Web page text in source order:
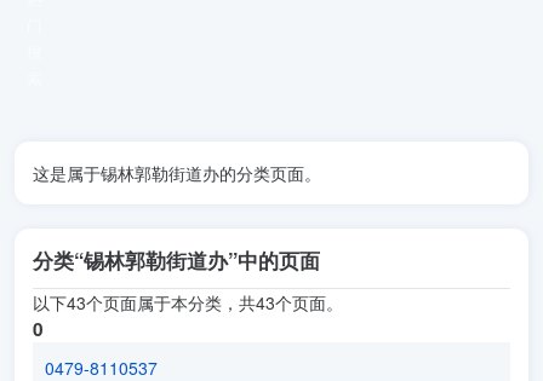
这是属于锡林郭勒街道办的分类页面。
分类“锡林郭勒街道办”中的页面
以下43个页面属于本分类，共43个页面。
0
0479-8110537